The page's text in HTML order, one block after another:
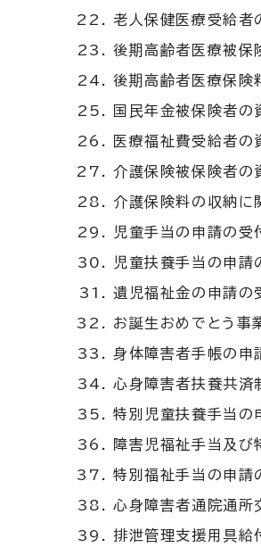
老人保健医療受給者
後期高齢者医療被保
後期高齢者医療保険
国民年金被保険者の
医療福祉費受給者の
介護保険被保険者の
介護保険料の収納に
児童手当の申請の受
児童扶養手当の申請
遺児福祉金の申請の
お誕生おめでとう事
身体障害者手帳の申
心身障害者扶養共済
特別児童扶養手当の
障害児福祉手当及び
特別福祉手当の申請
心身障害者通院通所
排泄管理支援用具給